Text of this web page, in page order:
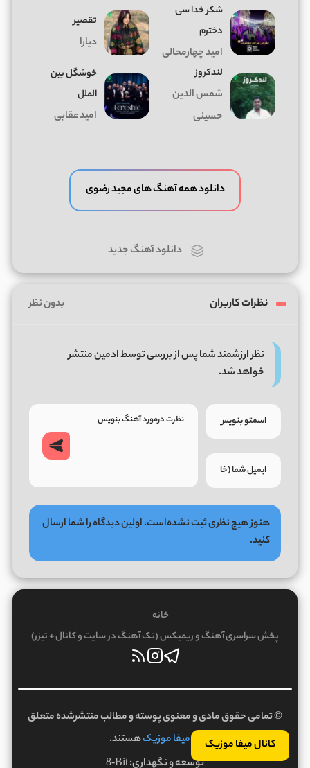
کانال میفا موزیک
شکر خدا سی
دخترم
امید چهارمحالی
تقصیر
دیارا
لندکروز
شمس الدین
حسینی
خوشگل بین
الملل
امید عقابی
دانلود همه آهنگ های مجید رضوی
دانلود آهنگ جدید
نظرات کاربران بدون نظر
نظر ارزشمند شما پس از بررسی توسط ادمین منتشر
خواهد شد.
هنوز هیچ نظری ثبت نشده‌است، اولین دیدگاه را شما ارسال
کنید.
خانه
پخش سراسری آهنگ و ریمیکس (تک آهنگ در سایت و کانال + تیزر)
© تمامی حقوق مادی و معنوی پوسته و مطالب منتشرشده متعلق
بهمیفا موزیکهستند.
توسعه و نگهداری:8-Bit